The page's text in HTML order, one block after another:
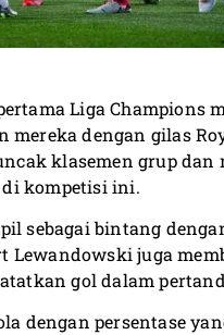
Liga Champions
dengan gilas
klasemen grup dan
kompetisi ini.
sebagai bintang
Lewandowski juga
gol dalam
dengan persentase